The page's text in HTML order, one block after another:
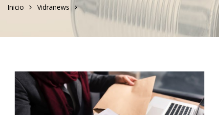
Inicio Vidranews